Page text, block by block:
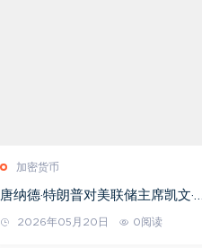
加密货币
唐纳德·特朗普对美联储主席凯文·
什的态度有所转变：“我会让他做
何他想做的事。”
2026年05月20日 0阅读